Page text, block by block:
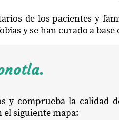
de los pacientes y
y se han curado a
y comprueba la calidad
el siguiente mapa: